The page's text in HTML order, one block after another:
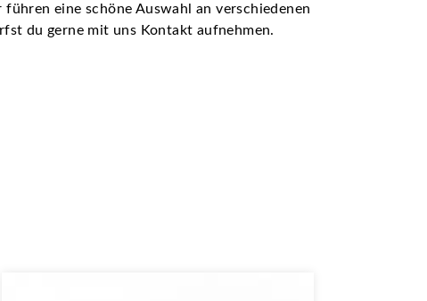
eine schöne Auswahl an verschiedenen
du gerne mit uns Kontakt aufnehmen.